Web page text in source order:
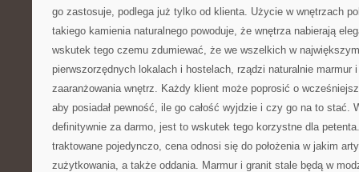
go zastosuje, podlega już tylko od klienta. Użycie w wnętrzach
takiego kamienia naturalnego powoduje, że wnętrza nabierają
wskutek tego czemu zdumiewać, że we wszelkich w
pierwszorzędnych lokalach i hostelach, rządzi naturalnie marmur
zaaranżowania wnętrz. Każdy klient może poprosić o
aby posiadał pewność, ile go całość wyjdzie i czy go na to stać.
definitywnie za darmo, jest to wskutek tego korzystne dla
traktowane pojedynczo, cena odnosi się do położenia w jakim
zużytkowania, a także oddania. Marmur i granit stale będą w